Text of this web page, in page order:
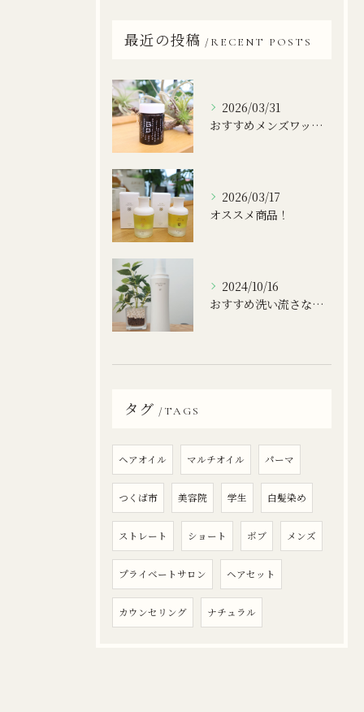
最近の投稿 RECENT POSTS
2026/03/31
おすすめメンズワックス！
2026/03/17
オススメ商品！
2024/10/16
おすすめ洗い流さないトリートメント
タグ TAGS
ヘアオイル マルチオイル パーマ
つくば市 美容院 学生 白髪染め
ストレート ショート ボブ メンズ
プライベートサロン ヘアセット
カウンセリング ナチュラル